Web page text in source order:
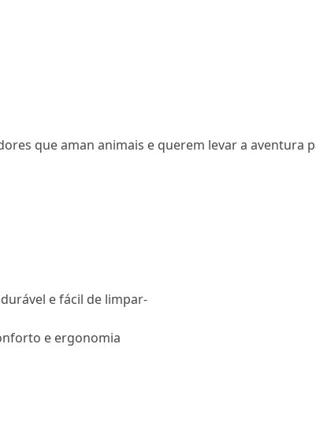
que aman animais e querem levar a aventura
e fácil de limpar-
e ergonomia